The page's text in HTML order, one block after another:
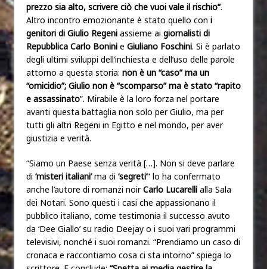
prezzo sia alto, scrivere ciò che vuoi vale il rischio”.
Altro incontro emozionante è stato quello con i
genitori di Giulio Regeni assieme ai giornalisti di
Repubblica Carlo Bonini e Giuliano Foschini. Si è parlato
degli ultimi sviluppi dell’inchiesta e dell’uso delle parole
attorno a questa storia: non è un “caso” ma un
“omicidio”; Giulio non è “scomparso” ma è stato “rapito
e assassinato”. Mirabile è la loro forza nel portare
avanti questa battaglia non solo per Giulio, ma per
tutti gli altri Regeni in Egitto e nel mondo, per aver
giustizia e verità.
“Siamo un Paese senza verità […]. Non si deve parlare
di ‘misteri italiani’ma di ‘segreti’” lo ha confermato
anche l’autore di romanzi noirCarlo Lucarelli alla Sala
dei Notari. Sono questi i casi che appassionano il
pubblico italiano, come testimonia il successo avuto
da ‘Dee Giallo’ su radio Deejay o i suoi vari programmi
televisivi, nonché i suoi romanzi. “Prendiamo un caso di
cronaca e raccontiamo cosa ci sta intorno” spiega lo